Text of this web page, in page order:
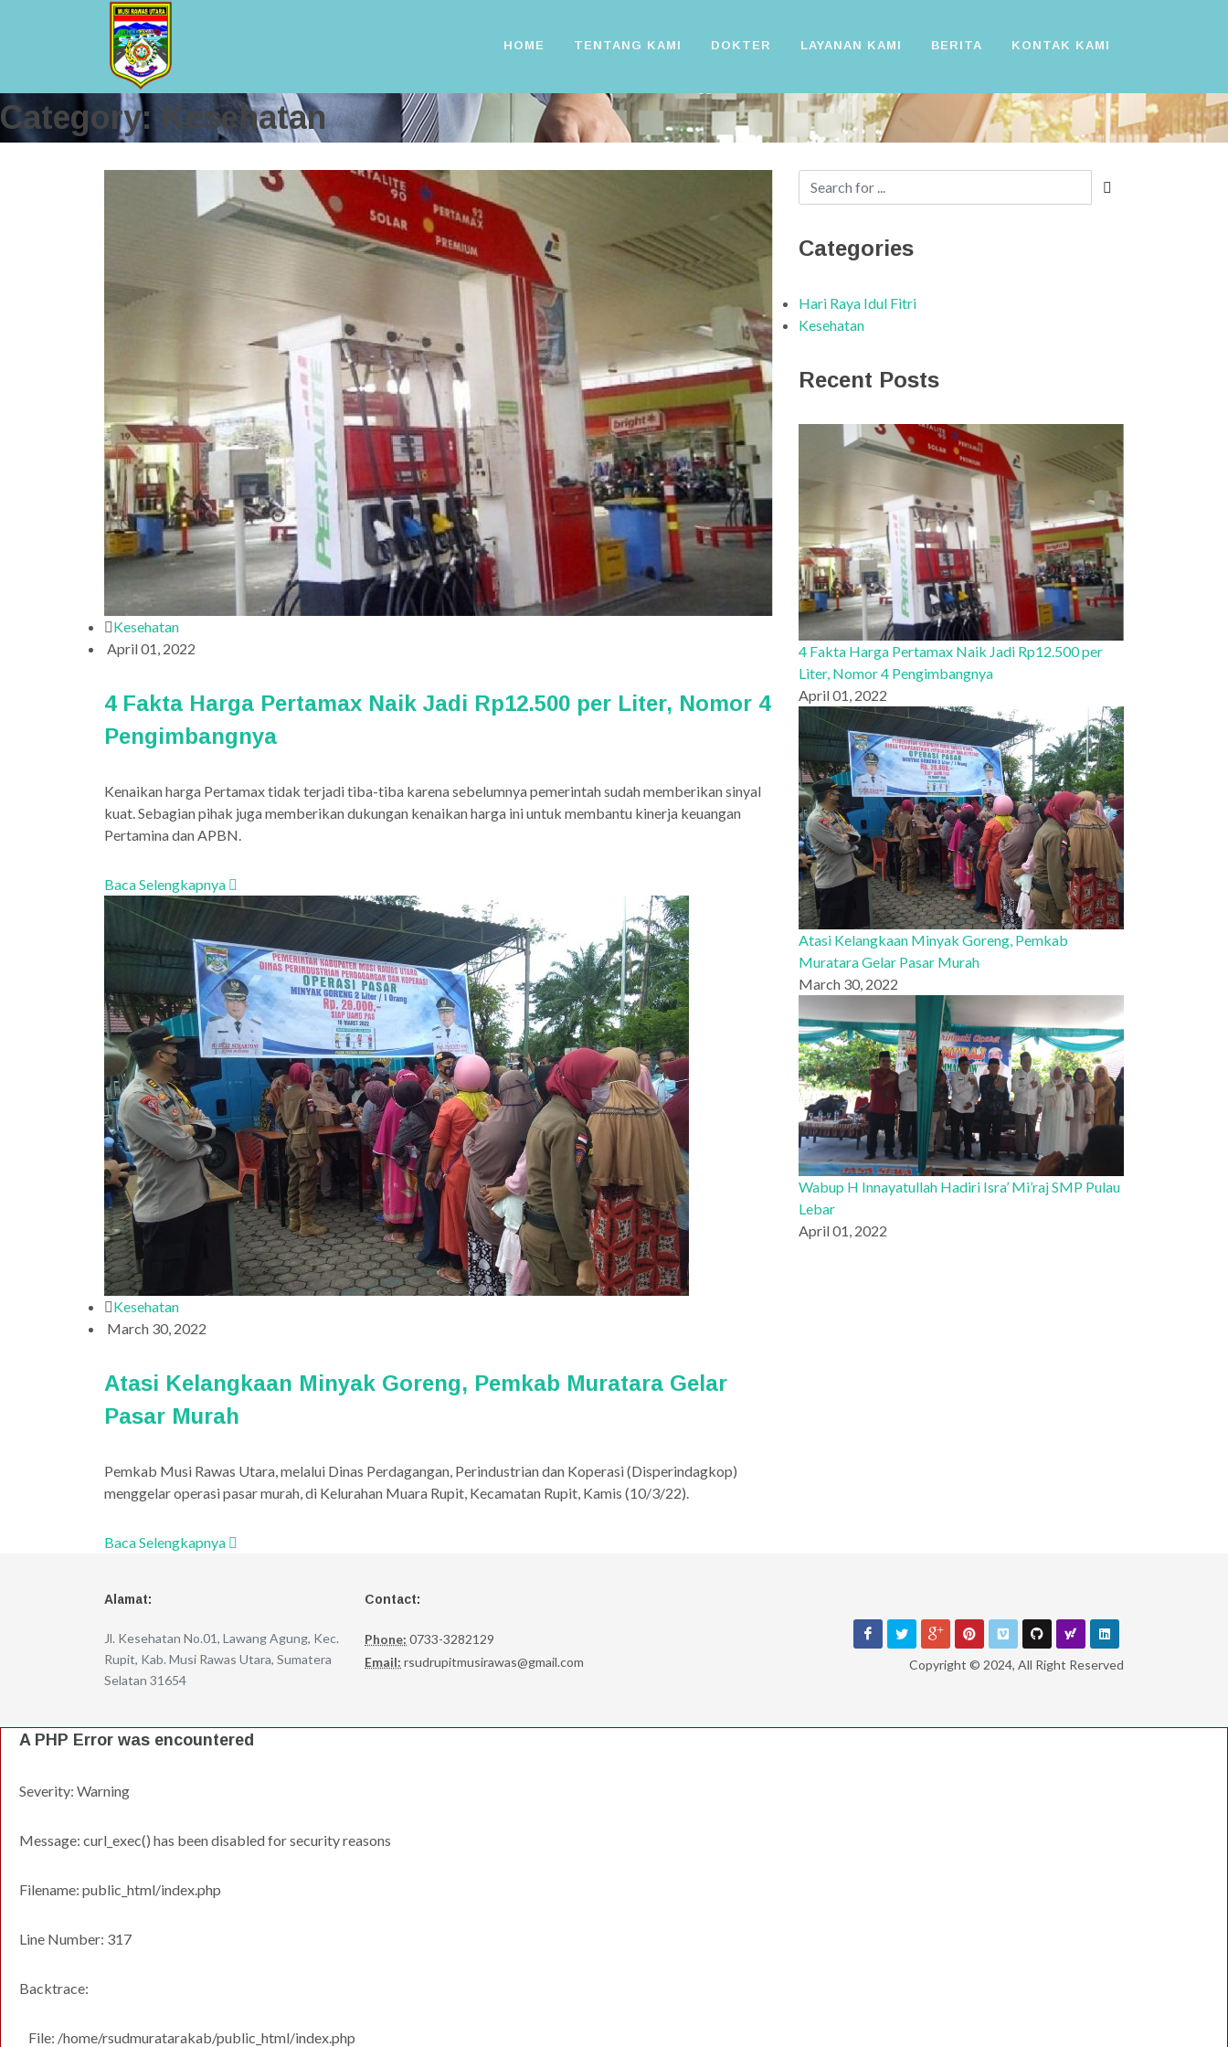
HOME TENTANG KAMI DOKTER LAYANAN KAMI BERITA KONTAK KAMI
Category: Kesehatan
Kesehatan
April 01, 2022
4 Fakta Harga Pertamax Naik Jadi Rp12.500 per Liter, Nomor 4
Pengimbangnya
Kenaikan harga Pertamax tidak terjadi tiba-tiba karena sebelumnya pemerintah sudah memberikan sinyal
kuat. Sebagian pihak juga memberikan dukungan kenaikan harga ini untuk membantu kinerja keuangan
Pertamina dan APBN.
Baca Selengkapnya
Kesehatan
March 30, 2022
Atasi Kelangkaan Minyak Goreng, Pemkab Muratara Gelar
Pasar Murah
Pemkab Musi Rawas Utara, melalui Dinas Perdagangan, Perindustrian dan Koperasi (Disperindagkop)
menggelar operasi pasar murah, di Kelurahan Muara Rupit, Kecamatan Rupit, Kamis (10/3/22).
Baca Selengkapnya
Categories
Hari Raya Idul Fitri
Kesehatan
Recent Posts
4 Fakta Harga Pertamax Naik Jadi Rp12.500 per
Liter, Nomor 4 Pengimbangnya
April 01, 2022
Atasi Kelangkaan Minyak Goreng, Pemkab
Muratara Gelar Pasar Murah
March 30, 2022
Wabup H Innayatullah Hadiri Isra’ Mi’raj SMP Pulau
Lebar
April 01, 2022
Alamat:
Jl. Kesehatan No.01, Lawang Agung, Kec.
Rupit, Kab. Musi Rawas Utara, Sumatera
Selatan 31654
Contact:
Phone: 0733-3282129
Email: rsudrupitmusirawas@gmail.com Copyright © 2024, All Right Reserved
A PHP Error was encountered
Severity: Warning
Message: curl_exec() has been disabled for security reasons
Filename: public_html/index.php
Line Number: 317
Backtrace:
File: /home/rsudmuratarakab/public_html/index.php